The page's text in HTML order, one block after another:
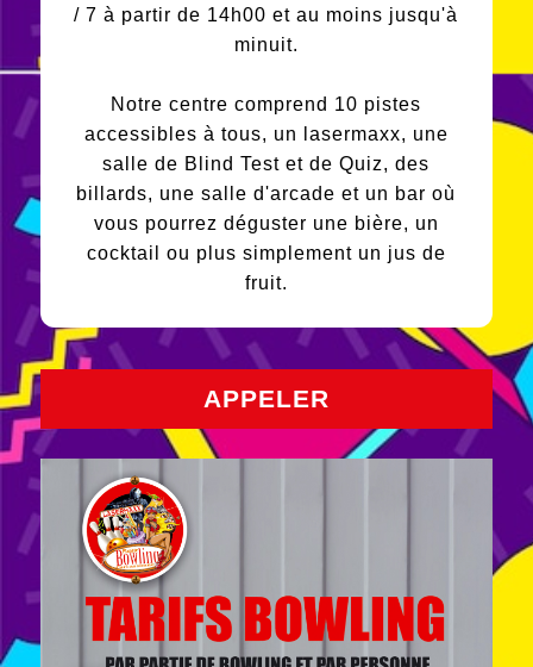
/ 7 à partir de 14h00 et au moins jusqu'à
minuit.
Notre centre comprend 10 pistes
accessibles à tous, un lasermaxx, une
salle de Blind Test et de Quiz, des
billards, une salle d'arcade et un bar où
vous pourrez déguster une bière, un
cocktail ou plus simplement un jus de
fruit.
APPELER